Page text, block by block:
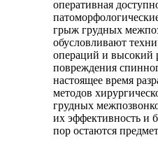
оперативная
грыж грудных
обусловливают
операций и высокий
повреждения
настоящее время
методов
грудных
их эффективность и
пор остаются